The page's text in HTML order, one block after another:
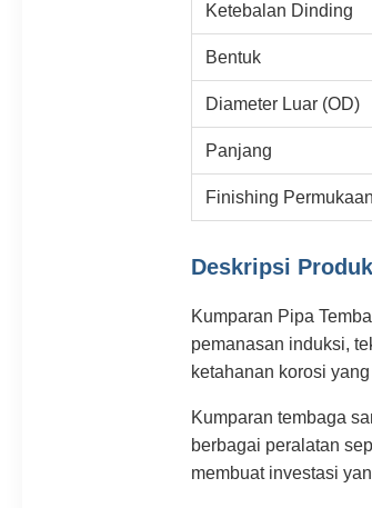
Ketebalan Dinding
Bentuk
Diameter Luar (OD)
Panjang
Finishing Permukaan
Deskripsi Produk
Kumparan Pipa
pemanasan induksi,
ketahanan korosi
Kumparan tembaga
berbagai peralatan
membuat investasi